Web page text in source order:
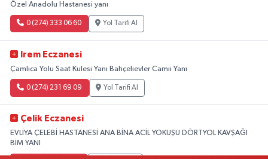
Özel Anadolu Hastanesi yanı
0 (274) 333 06 60 Yol Tarifi Al
Irem Eczanesi
Çamlıca Yolu Saat Kulesi Yanı Bahçelievler Camii Yanı
0 (274) 231 69 09 Yol Tarifi Al
Çelik Eczanesi
EVLİYA ÇELEBİ HASTANESİ ANA BİNA ACİL YOKUŞU DÖRTYOL KAVŞAĞI
BİM YANI